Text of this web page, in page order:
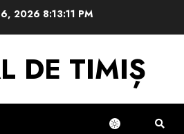
2026 8:13:11 PM
DE TIMIȘ